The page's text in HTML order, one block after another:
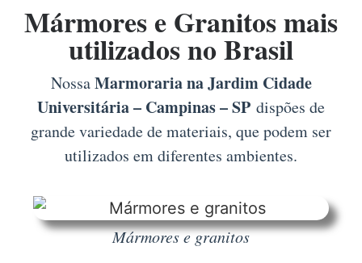
Mármores e Granitos mais
utilizados no Brasil
NossaMarmoraria na Jardim Cidade
Universitária – Campinas – SP dispões de
grande variedade de materiais, que podem ser
utilizados em diferentes ambientes.
Mármores e granitos